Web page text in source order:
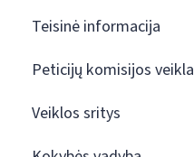
Teisinė informacija
Peticijų komisijos veikla
Veiklos sritys